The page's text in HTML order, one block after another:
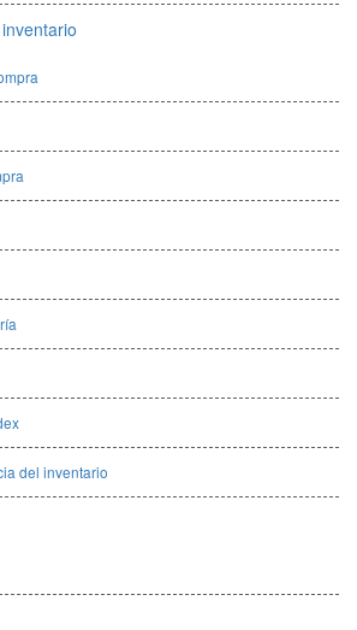
del inventario